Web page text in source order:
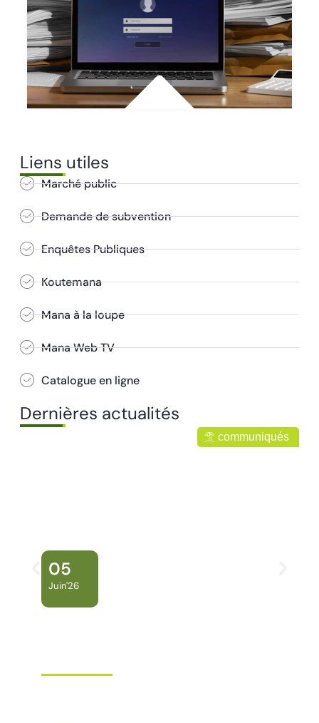
Liens utiles
Marché public
Demande de subvention
Enquêtes Publiques
Koutemana
Mana à la loupe
Mana Web TV
Catalogue en ligne
Dernières actualités
communiqués
05
Juin'26